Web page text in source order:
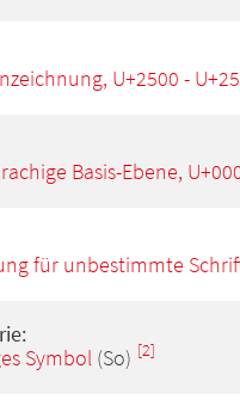
U+2500 -
Basis-Ebene,
für unbestimmte
Symbol(So) [2]